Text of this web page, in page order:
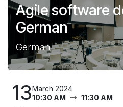
Agile software
German
German
13March 2024
10:30 AM
11:30 AM